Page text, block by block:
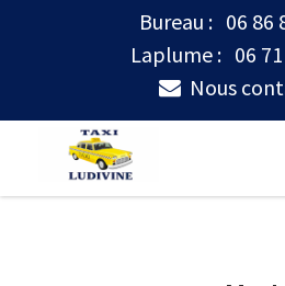
Bureau : 06 86
Laplume : 06
Nous